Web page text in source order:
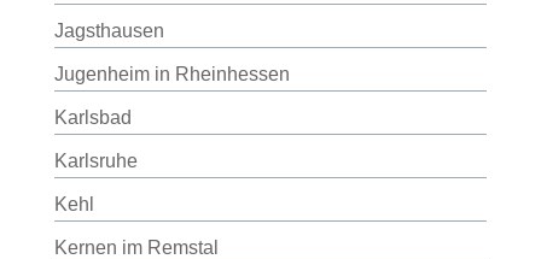
Jagsthausen
Jugenheim in Rheinhessen
Karlsbad
Karlsruhe
Kehl
Kernen im Remstal